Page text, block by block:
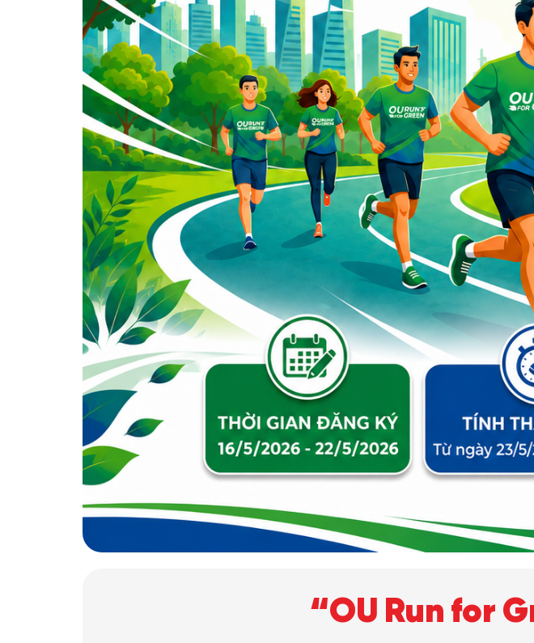
“OU Run for